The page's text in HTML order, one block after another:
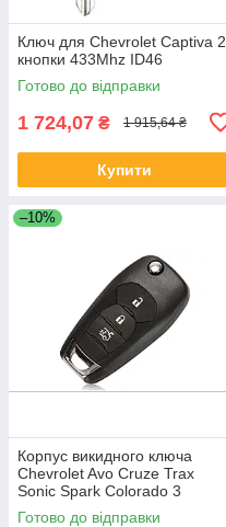
Ключ для Chevrolet Captiva 2
кнопки 433Mhz ID46
Готово до відправки
1 724,07 ₴ 1 915,64 ₴
Купити
–10%
Корпус викидного ключа
Chevrolet Avo Cruze Trax
Sonic Spark Colorado 3
кнопки
Готово до відправки